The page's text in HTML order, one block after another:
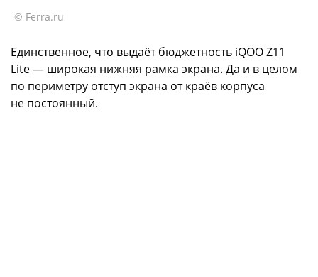
© Ferra.ru
Единственное, что выдаёт бюджетность iQOO Z11
Lite — широкая нижняя рамка экрана. Да и в целом
по периметру отступ экрана от краёв корпуса
не постоянный.